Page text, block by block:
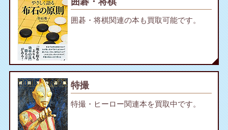
囲碁・将棋関連の本も買取可能です。
特撮
特撮・ヒーロー関連本を買取中です。